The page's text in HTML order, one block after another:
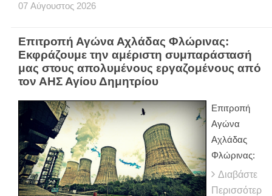
07 Αύγουστος 2026
Επιτροπή Αγώνα Αχλάδας Φλώρινας:
Εκφράζουμε την αμέριστη συμπαράστασή
μας στους απολυμένους εργαζομένους από
τον ΑΗΣ Αγίου Δημητρίου
Επιτροπή
Αγώνα
Αχλάδας
Φλώρινας:
Διαβάστε
Περισσότερ